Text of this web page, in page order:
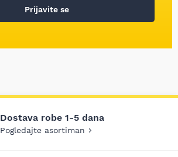
Prijavite se
Dostava robe 1-5 dana
Pogledajte asortiman